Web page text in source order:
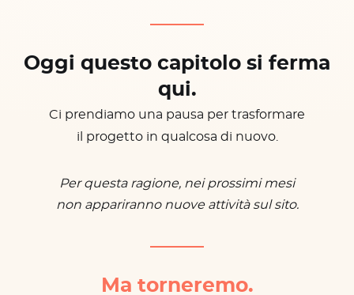
Oggi questo capitolo si ferma
qui.
Ci prendiamo una pausa per trasformare
il progetto in qualcosa di nuovo.
Per questa ragione, nei prossimi mesi
non appariranno nuove attività sul sito.
Ma torneremo.